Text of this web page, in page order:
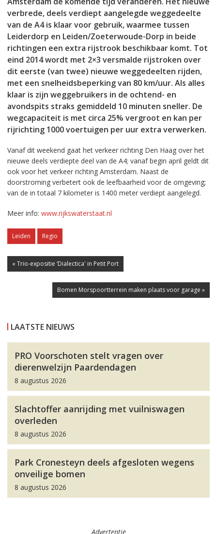
verbrede, deels verdiept aangelegde weggedeelte
van de A4 is klaar voor gebruik, waarmee tussen
Leiderdorp en Leiden/Zoeterwoude-Dorp in beide
richtingen een extra rijstrook beschikbaar komt. Tot
eind 2014 wordt met 2×3 versmalde rijstroken over
dit eerste (van twee) nieuwe weggedeelten rijden,
met een snelheidsbeperking van 80 km/uur. Als alles
klaar is zijn weggebruikers in de ochtend- en
avondspits straks gemiddeld 10 minuten sneller. De
wegcapaciteit is met circa 25% vergroot en kan per
rijrichting 1000 voertuigen per uur extra verwerken.
Vanaf dit weekend gaat het verkeer richting Den Haag over het
nieuwe deels verdiepte deel van de A4; vanaf begin april geldt dit
ook voor het verkeer richting Amsterdam. Naast de
doorstroming verbetert ook de leefbaarheid voor de omgeving;
van de in totaal 7 kilometer is 1400 meter verdiept aangelegd.
Meer info: www.rijkswaterstaat.nl
Leiden Regio
« Trio-expositie ‘Dialectica' in Petit Port
Bomen Morspoortterrein maken plaats voor garage »
LAATSTE NIEUWS
PRO Voorschoten stelt vragen over
dierenwelzijn Paardendagen
8 augustus 2026
Slachtoffer aanrijding met vuilniswagen
overleden
8 augustus 2026
Park Cronesteyn deels afgesloten wegens
onveilige bomen
8 augustus 2026
Advertentie